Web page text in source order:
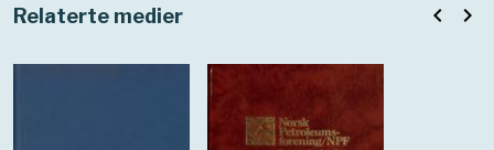
Relaterte medier navigate_before navigate_next